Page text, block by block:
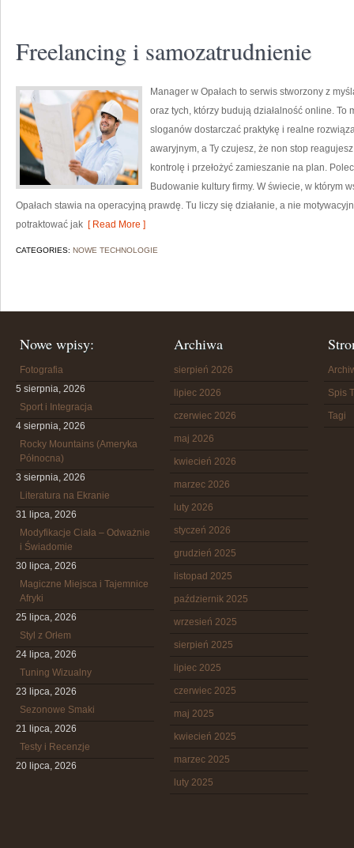
Freelancing i samozatrudnienie
Manager w Opałach to serwis stworzony z
oraz tych, którzy budują działalność online. To
sloganów dostarczać praktykę i realne
awaryjnym, a Ty czujesz, że non stop
kontrolę i przełożyć zamieszanie na plan.
Budowanie kultury firmy. W świecie, w którym
Opałach stawia na operacyjną prawdę. Tu liczy się działanie, a nie
potraktować jak [ Read More ]
CATEGORIES: NOWE TECHNOLOGIE
Nowe wpisy:
Fotografia
5 sierpnia, 2026
Sport i Integracja
4 sierpnia, 2026
Rocky Mountains (Ameryka
Północna)
3 sierpnia, 2026
Literatura na Ekranie
31 lipca, 2026
Modyfikacje Ciała – Odważnie
i Świadomie
30 lipca, 2026
Magiczne Miejsca i Tajemnice
Afryki
25 lipca, 2026
Styl z Orłem
24 lipca, 2026
Tuning Wizualny
23 lipca, 2026
Sezonowe Smaki
21 lipca, 2026
Testy i Recenzje
20 lipca, 2026
Archiwa
sierpień 2026
lipiec 2026
czerwiec 2026
maj 2026
kwiecień 2026
marzec 2026
luty 2026
styczeń 2026
grudzień 2025
listopad 2025
październik 2025
wrzesień 2025
sierpień 2025
lipiec 2025
czerwiec 2025
maj 2025
kwiecień 2025
marzec 2025
luty 2025
Spis
Tagi